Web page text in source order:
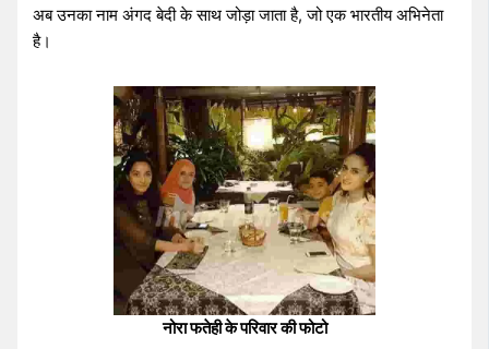
अब उनका नाम अंगद बेदी के साथ जोड़ा जाता है, जो एक भारतीय अभिनेता
है।
नोरा फतेही के परिवार की फोटो